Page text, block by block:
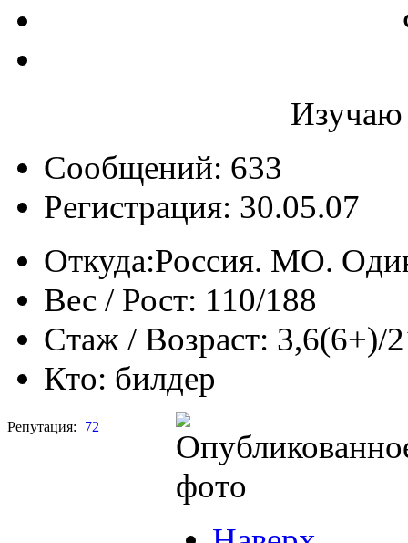
Сообщений: 633
Регистрация: 30.05.07
Откуда:Россия. МО.
Вес / Рост: 110/188
Стаж / Возраст: 3,6(6+)/
Кто: билдер
Репутация: 72